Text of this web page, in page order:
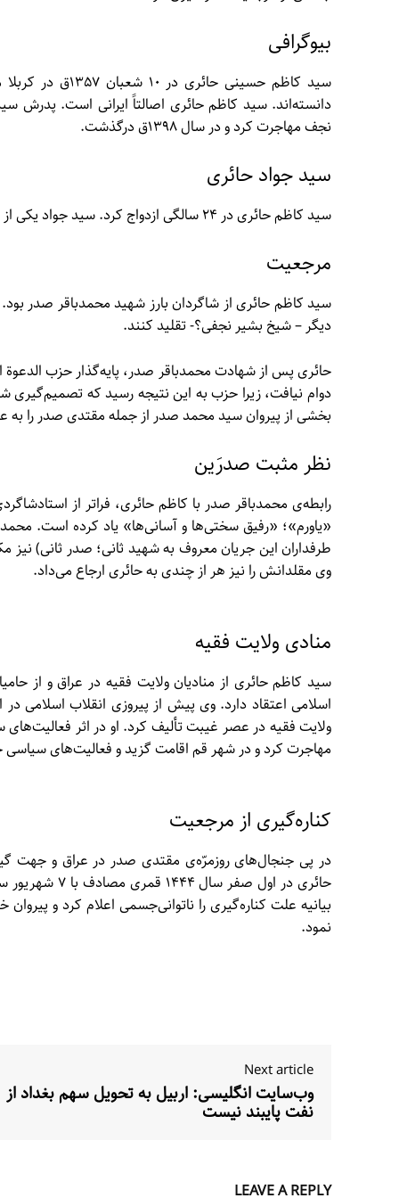
بیوگرافی
سید کاظم حسینی
دانسته‌اند. سید کاظم حائری اصالتاً ایرانی است.
نجف مهاجرت کرد و در سال ۱۳۹۸ق درگذشت.
سید جواد حائری
سید کاظم حائری در ۲۴ سالگی ازدواج کرد. سید جواد یکی از فرزندان وی، در جنگ ایران و با رژیم بعث به شهادت رسید.
مرجعیت
سید کاظم حائری از شاگردان بارز شهید محمدباقر صدر
دیگر – شیخ بشیر نجفی؟- تقلید کنند.
حائری پس از شهادت محمدباقر صدر، پایه‌گذار حزب الدعوة
بخشی از پیروان سید محمد صدر از جمله مقتدی صدر را
نظر مثبت صدرَین
رابطه‌ی محمدباقر صدر با کاظم حائری، فراتر از
«یاورم»؛ «رفیق سختی‌ها و آسانی‌ها» یاد کرده است.
طرفداران این جریان معروف به شهید ثانی؛ صدر ثانی)
وی مقلدانش را نیز هر از چندی به حائری ارجاع می‌داد.
منادی ولایت فقیه
سید کاظم حائری از منادیان ولایت فقیه در عراق و از
اسلامی اعتقاد دارد. وی پیش از پیروزی انقلاب اسلامی
مهاجرت کرد و در شهر قم اقامت گزید و فعالیت‌های سیاسی
کناره‌گیری از مرجعیت
در پی جنجال‌های روزمرّه‌ی مقتدی صدر در عراق و جهت
بیانیه علت کناره‌گیری را ناتوانی‌جسمی اعلام کرد و
نمود.
Next article
وب‌سایت انگلیسی: اربیل به تحویل سهم بغداد از
نفت پایبند نیست
LEAVE A REPLY